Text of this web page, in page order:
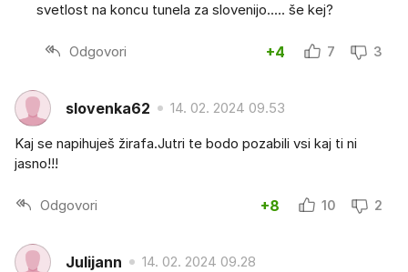
svetlost na koncu tunela za slovenijo..... še kej?
Odgovori +4 7 3
slovenka62 14. 02. 2024 09.53
Kaj se napihuješ žirafa.Jutri te bodo pozabili vsi kaj ti ni
jasno!!!
Odgovori +8 10 2
Julijann 14. 02. 2024 09.28